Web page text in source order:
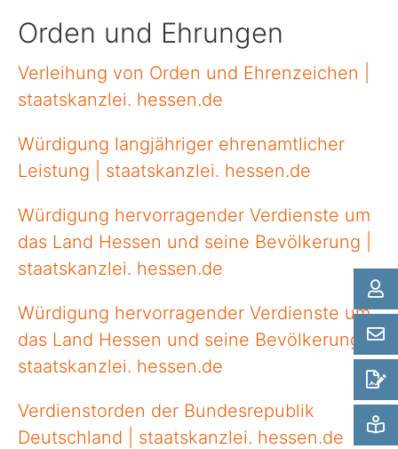
Orden und Ehrungen
Verleihung von Orden und Ehrenzeichen |
staatskanzlei. hessen.de
Würdigung langjähriger ehrenamtlicher
Leistung | staatskanzlei. hessen.de
Würdigung hervorragender Verdienste um
das Land Hessen und seine Bevölkerung |
staatskanzlei. hessen.de
Würdigung hervorragender Verdienste um
das Land Hessen und seine Bevölkerung |
staatskanzlei. hessen.de
Verdienstorden der Bundesrepublik
Deutschland | staatskanzlei. hessen.de